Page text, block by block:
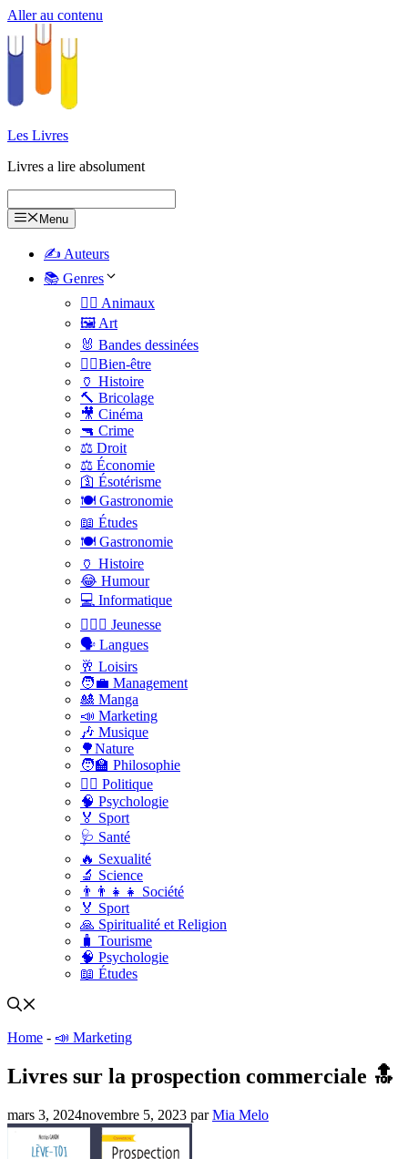
Aller au contenu
Les Livres
Livres a lire absolument
Menu
✍️ Auteurs
📚 Genres
🐕‍🦺 Animaux
🖼️ Art
🐰 Bandes dessinées
🧑‍⚕️Bien-être
🏺 Histoire
🔨 Bricolage
🎥 Cinéma
🔫 Crime
⚖️ Droit
⚖️ Économie
🛐 Ésotérisme
🍽️ Gastronomie
📖 Études
🍽️ Gastronomie
🏺 Histoire
😂 Humour
💻 Informatique
🤸🏽‍♀️ Jeunesse
🗣 Langues
🥂 Loisirs
🧑‍💼 Management
🎎 Manga
📣 Marketing
🎶 Musique
🌳Nature
🧑‍🏫 Philosophie
👨‍⚖️ Politique
🧠 Psychologie
🏅 Sport
🩺 Santé
🔥 Sexualité
🔬 Science
👨‍👨‍👧‍👧 Société
🏅 Sport
🙏 Spiritualité et Religion
🧳 Tourisme
🧠 Psychologie
📖 Études
Home - 📣 Marketing
Livres sur la prospection commerciale 🔝
mars 3, 2024novembre 5, 2023 parMia Melo